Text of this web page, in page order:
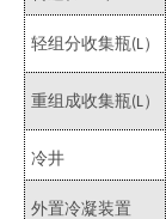
轻组分收集瓶 (L）
重组成收集瓶 (L）
冷井
外置冷凝装置